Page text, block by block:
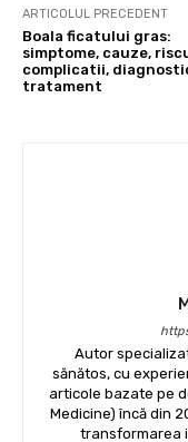
ARTICOLUL PRECEDENT
Boala ficatului gras:
simptome, cauze,
complicatii,
tratament
Autor
sănătos, cu
articole bazate pe
Medicine) încă din
transformarea